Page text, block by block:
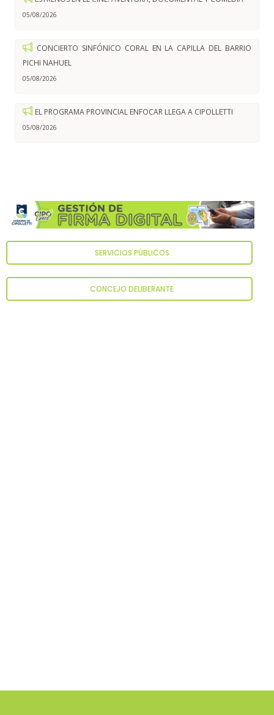
05/08/2026
CONCIERTO SINFÓNICO CORAL EN LA CAPILLA DEL BARRIO
PICHI NAHUEL
05/08/2026
EL PROGRAMA PROVINCIAL ENFOCAR LLEGA A CIPOLLETTI
05/08/2026
SERVICIOS PÚBLICOS
CONCEJO DELIBERANTE